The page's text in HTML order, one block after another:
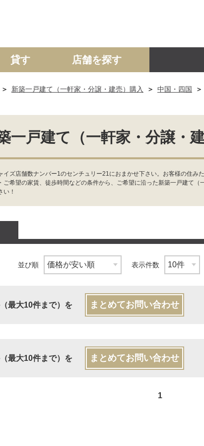
マンション 土地 事業投資用
貸す 店舗を探す
新築一戸建て（一軒家・分譲・建売）購入
中国・四国
一戸建て（一軒家・分譲・
ズ店舗数ナンバー1のセンチュリー21におまかせ下さい。お客様の住
希望の家賃、徒歩時間などの条件から、ご希望に沿った新築一戸建て
！
並び順 表示件数
最大10件まで）を まとめてお問い合わせ
最大10件まで）を まとめてお問い合わせ
1